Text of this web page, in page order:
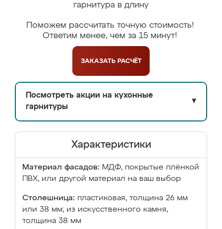
гарнитура в длину
Поможем рассчитать точную стоимость!
Ответим менее, чем за 15 минут!
ЗАКАЗАТЬ РАСЧЁТ
Посмотреть акции на кухонные
гарнитуры
▼
Характеристики
Материал фасадов: МДФ, покрытые плёнкой
ПВХ, или другой материал на ваш выбор
Столешница: пластиковая, толщина 26 мм
или 38 мм; из искусственного камня,
толщина 38 мм